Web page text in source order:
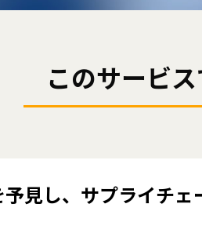
このサービ
見し、サプライチ